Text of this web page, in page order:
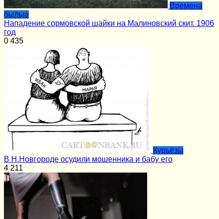
Времена
былые
Нападение сормовской шайки на Малиновский скит. 1906
год
0 435
Курьёзы
В Н.Новгороде осудили мошенника и бабу его
4 211